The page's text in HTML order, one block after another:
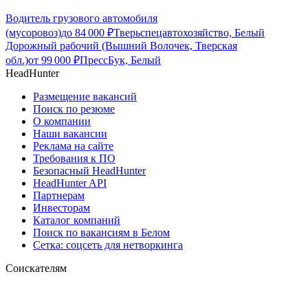
Водитель грузового автомобиля
(мусоровоз)до 84 000 ₽Тверьспецавтохозяйство, Белый
Дорожный рабочий (Вышний Волочек, Тверская
обл.)от 99 000 ₽ПрессБук, Белый
HeadHunter
Размещение вакансий
Поиск по резюме
О компании
Наши вакансии
Реклама на сайте
Требования к ПО
Безопасный HeadHunter
HeadHunter API
Партнерам
Инвесторам
Каталог компаний
Поиск по вакансиям в Белом
Сетка: соцсеть для нетворкинга
Соискателям